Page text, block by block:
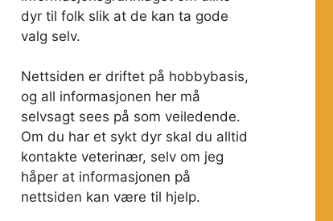
dyr til folk slik at de kan ta gode
valg selv.
Nettsiden er driftet på hobbybasis,
og all informasjonen her må
selvsagt sees på som veiledende.
Om du har et sykt dyr skal du alltid
kontakte veterinær, selv om jeg
håper at informasjonen på
nettsiden kan være til hjelp.